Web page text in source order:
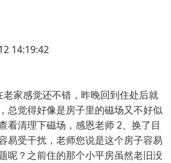
14:19:42
家感觉还不错，昨晚回到住处后就
总觉得好像是房子里的磁场又不好似
看清理下磁场，感恩老师 2、换了目
易受干扰，老师您说是这个房子容易
呢？之前住的那个小平房虽然老旧没